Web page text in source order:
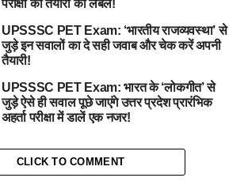
परीक्षा की तैयारी का लेबल!
UPSSSC PET Exam: ‘भारतीय राजव्यवस्था’ से
जुड़े इन सवालों का दे सही जवाब और चेक करें अपनी
तैयारी!
UPSSSC PET Exam: भारत के ‘लोकगीत’ से
जुड़े ऐसे ही सवाल पूछे जाएंगे उत्तर प्रदेश प्रारंभिक
अहर्ता परीक्षा में डालें एक नजर!
CLICK TO COMMENT